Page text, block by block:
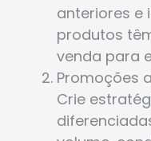
anteriores e
produtos
venda para
Promoções
Crie